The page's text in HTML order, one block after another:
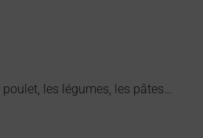
les légumes, les pâtes…